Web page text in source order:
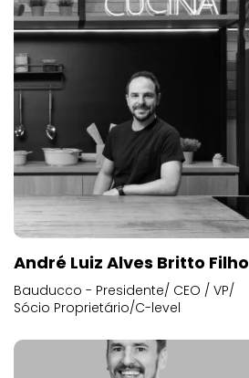
André Luiz Alves Britto Filho
Bauducco - Presidente/ CEO / VP/
Sócio Proprietário/C-level